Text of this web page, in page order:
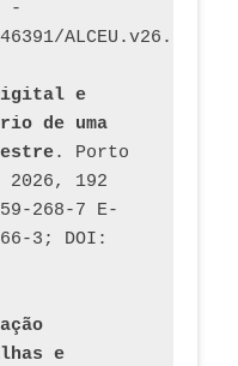
-
e
de uma
. Porto
192
268-7 E-
3; DOI:
e